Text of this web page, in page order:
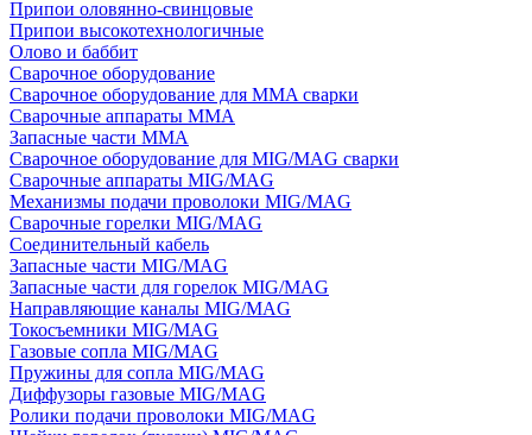
Припои оловянно-свинцовые
Припои высокотехнологичные
Олово и баббит
Сварочное оборудование
Сварочное оборудование для MMA сварки
Сварочные аппараты MMA
Запасные части MMA
Сварочное оборудование для MIG/MAG сварки
Сварочные аппараты MIG/MAG
Механизмы подачи проволоки MIG/MAG
Сварочные горелки MIG/MAG
Соединительный кабель
Запасные части MIG/MAG
Запасные части для горелок MIG/MAG
Направляющие каналы MIG/MAG
Токосъемники MIG/MAG
Газовые сопла MIG/MAG
Пружины для сопла MIG/MAG
Диффузоры газовые MIG/MAG
Ролики подачи проволоки MIG/MAG